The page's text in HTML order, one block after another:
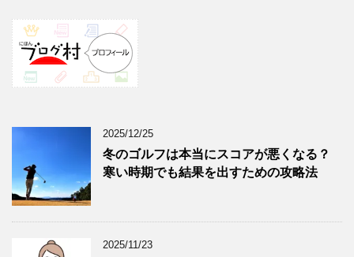
2025/12/25
冬のゴルフは本当にスコアが悪くなる？
寒い時期でも結果を出すための攻略法
2025/11/23